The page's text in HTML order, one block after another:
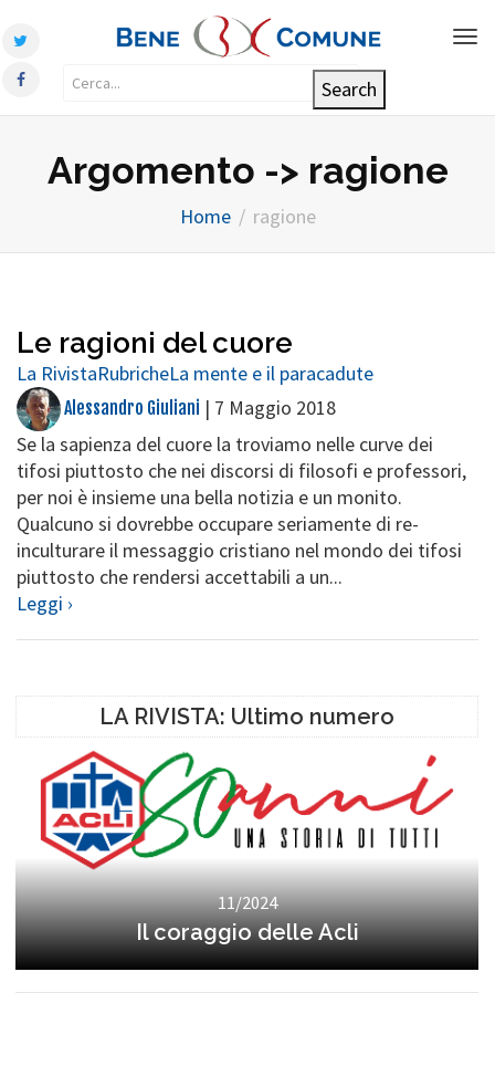
Argomento -> ragione
Home ragione
Le ragioni del cuore
La RivistaRubricheLa mente e il paracadute
Alessandro Giuliani | 7 Maggio 2018
Se la sapienza del cuore la troviamo nelle curve dei
tifosi piuttosto che nei discorsi di filosofi e professori,
per noi è insieme una bella notizia e un monito.
Qualcuno si dovrebbe occupare seriamente di re-
inculturare il messaggio cristiano nel mondo dei tifosi
piuttosto che rendersi accettabili a un...
Leggi ›
LA RIVISTA: Ultimo numero
11/2024
Il coraggio delle Acli